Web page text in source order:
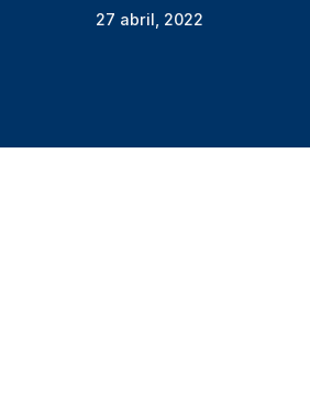
27 abril, 2022